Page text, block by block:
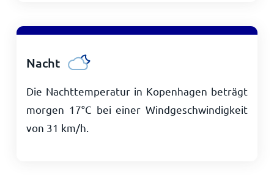
Nacht
Die Nachttemperatur in Kopenhagen beträgt
morgen 17°C bei einer Windgeschwindigkeit
von 31 km/h